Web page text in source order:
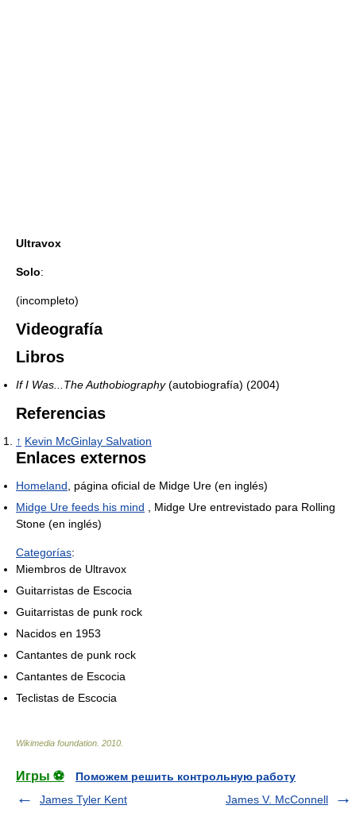
Ultravox
Solo:
(incompleto)
Videografía
Libros
If I Was...The Authobiography(autobiografía) (2004)
Referencias
↑ Kevin McGinlay Salvation
Enlaces externos
Homeland , página oficial de Midge Ure (en inglés)
Midge Ure feeds his mind , Midge Ure entrevistado para Rolling
Stone (en inglés)
Categorías:
Miembros de Ultravox
Guitarristas de Escocia
Guitarristas de punk rock
Nacidos en 1953
Cantantes de punk rock
Cantantes de Escocia
Teclistas de Escocia
Wikimedia foundation 2010
Игры ⚽
Поможем решить контрольную работу
James Tyler Kent
James V. McConnell